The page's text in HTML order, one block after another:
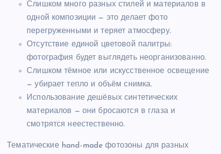
Слишком много разных стилей и материалов в
одной композиции — это делает фото
перегруженными и теряет атмосферу.
Отсутствие единой цветовой палитры:
фотография будет выглядеть неорганизованно.
Слишком тёмное или искусственное освещение
— убирает тепло и объём снимка.
Использование дешёвых синтетических
материалов — они бросаются в глаза и
смотрятся неестественно.
Тематические hand-made фотозоны для разных